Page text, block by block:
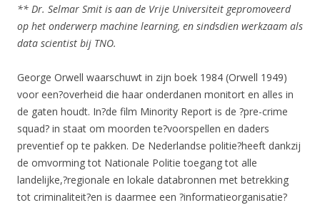
** Dr. Selmar Smit is aan de Vrije Universiteit gepromoveerd
op het onderwerp machine learning, en sindsdien werkzaam als
data scientist bij TNO.
George Orwell waarschuwt in zijn boek 1984 (Orwell 1949)
voor een?overheid die haar onderdanen monitort en alles in
de gaten houdt. In?de film Minority Report is de ?pre-crime
squad? in staat om moorden te?voorspellen en daders
preventief op te pakken. De Nederlandse politie?heeft dankzij
de omvorming tot Nationale Politie toegang tot alle
landelijke,?regionale en lokale databronnen met betrekking
tot criminaliteit?en is daarmee een ?informatieorganisatie?